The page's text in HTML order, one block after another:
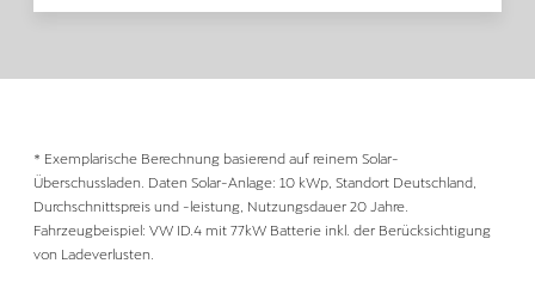
* Exemplarische Berechnung basierend auf reinem Solar-
Überschussladen. Daten Solar-Anlage: 10 kWp, Standort Deutschland,
Durchschnittspreis und -leistung, Nutzungsdauer 20 Jahre.
Fahrzeugbeispiel: VW ID.4 mit 77kW Batterie inkl. der Berücksichtigung
von Ladeverlusten.